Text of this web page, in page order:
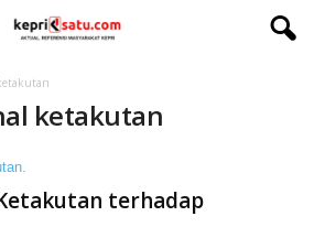
ketakutan
terhadap